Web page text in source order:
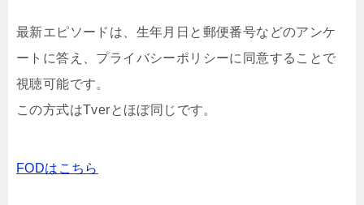
最新エピソードは、生年月日と郵便番号などのアンケ
ートに答え、プライバシーポリシーに同意することで
視聴可能です。
この方式はTverとほぼ同じです。
FODはこちら